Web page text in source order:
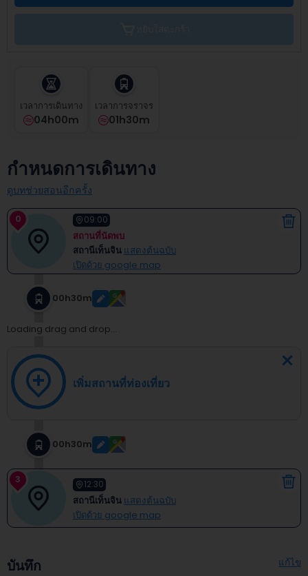
the
the
question
to
get
the
shortcuts
for
changing
dates.
เวลาการเดินทาง
04h00m
เวลาการจราจร
01h30m
กำหนดการเดินทาง
ดูบทช่วยสอนอีกครั้ง
0 09:00
สถานที่นัดพบ
สถานีเท็นจิน แสดงต้นฉบับ
เปิดด้วย google map
00h30m
Loading drag and drop...
เพิ่มสถานที่ท่องเที่ยว
00h30m
3 12:30
สถานีเท็นจิน แสดงต้นฉบับ
เปิดด้วย google map
บันทึก แก้ไข